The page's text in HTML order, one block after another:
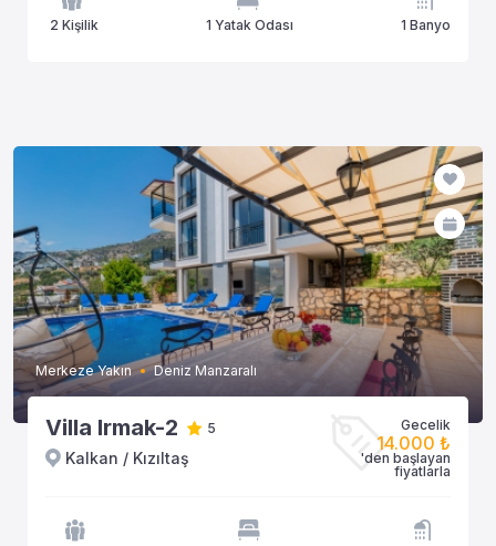
2 Kişilik 1 Yatak Odası 1 Banyo
Merkeze Yakın Deniz Manzaralı
Villa Irmak-2 5
Kalkan / Kızıltaş
Gecelik
14.000 ₺
'den başlayan
fiyatlarla